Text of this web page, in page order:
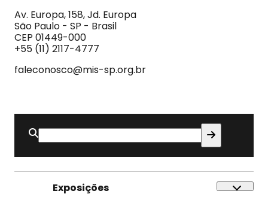
Imagem
e
do
Som
Av. Europa, 158, Jd. Europa
São Paulo - SP - Brasil
CEP 01449-000
+55 (11) 2117-4777
faleconosco@mis-sp.org.br
Buscar
por:
Exposições